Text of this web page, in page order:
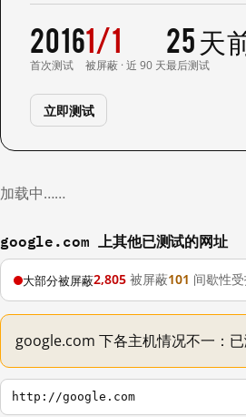
2016
首次测试
1/1
被屏蔽 · 近 90 天
25 天
最后测试
立即测试
加载中……
google.com 上其他已测试的网址
大部分被屏蔽2,805 被屏蔽101 间歇性
google.com 下各主机情况不一：
http://google.com